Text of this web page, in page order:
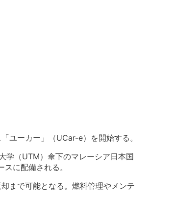
ユーカー」（UCar-e）を開始する。
学（UTM）傘下のマレーシア日本国
スに配備される。
まで可能となる。 燃料管理やメンテ